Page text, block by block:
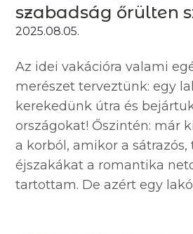
szabadság őrülten
2025.08.05.
Az idei vakációra valami
merészet terveztünk: egy
kerekedünk útra és
országokat! Őszintén: már
a korból, amikor a sátrazós,
éjszakákat a romantika
tartottam. De azért egy